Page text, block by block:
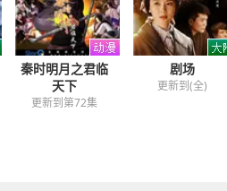
秦时明月之君临
天下
更新到第72集
剧场
更新到(全)